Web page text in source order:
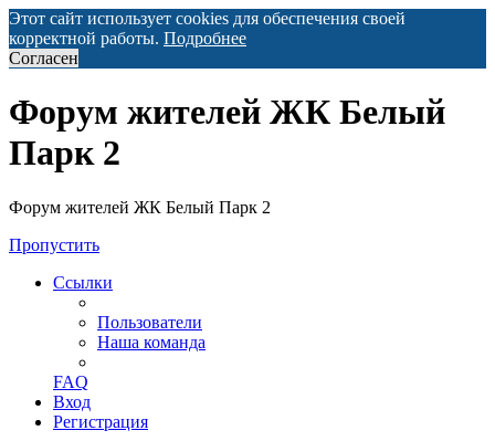
Этот сайт использует cookies для обеспечения своей
корректной работы. Подробнее
Согласен
Форум жителей ЖК Белый
Парк 2
Форум жителей ЖК Белый Парк 2
Пропустить
Ссылки
Пользователи
Наша команда
FAQ
Вход
Регистрация